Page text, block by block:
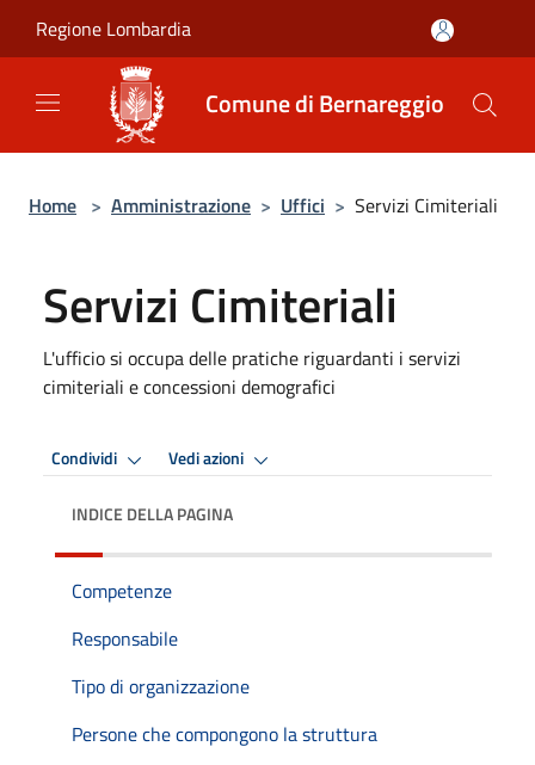
Regione Lombardia
Comune di Bernareggio
Home > Amministrazione > Uffici > Servizi Cimiteriali
Servizi Cimiteriali
L'ufficio si occupa delle pratiche riguardanti i servizi
cimiteriali e concessioni demografici
Condividi Vedi azioni
INDICE DELLA PAGINA
Competenze
Responsabile
Tipo di organizzazione
Persone che compongono la struttura